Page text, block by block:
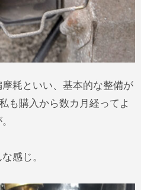
耗といい、基本的な整備が
も購入から数カ月経ってよ
感じ。